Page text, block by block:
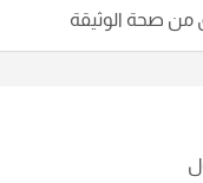
من صحة الوثيقة